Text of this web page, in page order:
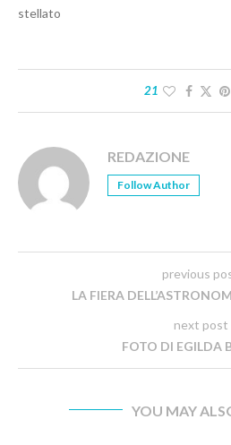
stellato
21
REDAZIONE
Follow Author
previous
LA FIERA
next post
FOTO DI EGILDA
YOU MAY